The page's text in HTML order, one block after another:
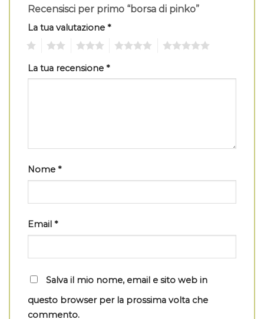
Recensisci per primo “borsa di pinko”
La tua valutazione *
La tua recensione *
Nome *
Email *
Salva il mio nome, email e sito web in
questo browser per la prossima volta che
commento.